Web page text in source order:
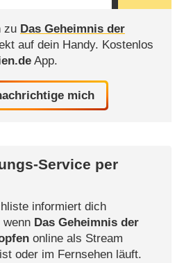
zu Das Geheimnis der
auf dein Handy. Kostenlos
App.
mich
Service per
informiert dich
wenn Das Geheimnis der
online als Stream
oder im Fernsehen läuft.